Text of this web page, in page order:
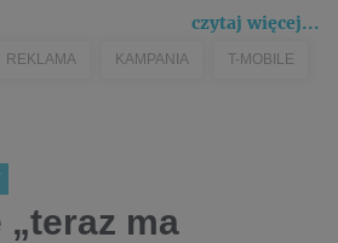
czytaj więcej...
REKLAMA KAMPANIA T-MOBILE
„teraz ma